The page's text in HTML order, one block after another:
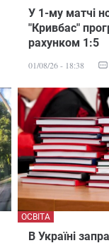
У 1-му матчі
"Кривбас"
рахунком 1:5
01/08/26 - 18:38
В Україні
ОСВІТА